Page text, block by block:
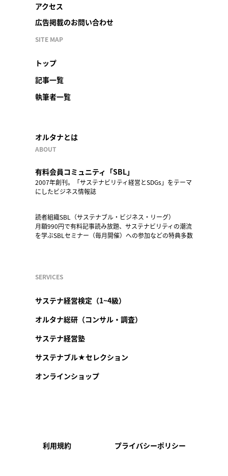
アクセス
広告掲載のお問い合わせ
SITE MAP
トップ
記事一覧
執筆者一覧
オルタナとは
ABOUT
有料会員コミュニティ「SBL」
2007年創刊。「サステナビリティ経営とSDGs」をテーマ
にしたビジネス情報誌
読者組織SBL（サステナブル・ビジネス・リーグ）
月額990円で有料記事読み放題、サステナビリティの潮流
を学ぶSBLセミナー（毎月開催）への参加などの特典多数
SERVICES
サステナ経営検定（1~4級）
オルタナ総研（コンサル・調査）
サステナ経営塾
サステナブル★セレクション
オンラインショップ
利用規約 プライバシーポリシー